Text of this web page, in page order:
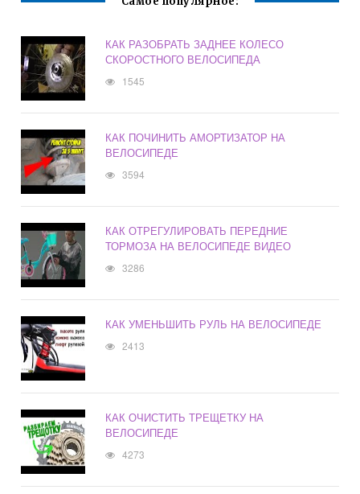
КАК РАЗОБРАТЬ ЗАДНЕЕ КОЛЕСО
СКОРОСТНОГО ВЕЛОСИПЕДА
1545
КАК ПОЧИНИТЬ АМОРТИЗАТОР НА
ВЕЛОСИПЕДЕ
3594
КАК ОТРЕГУЛИРОВАТЬ ПЕРЕДНИЕ
ТОРМОЗА НА ВЕЛОСИПЕДЕ ВИДЕО
3286
КАК УМЕНЬШИТЬ РУЛЬ НА ВЕЛОСИПЕДЕ
2413
КАК ОЧИСТИТЬ ТРЕЩЕТКУ НА
ВЕЛОСИПЕДЕ
4273